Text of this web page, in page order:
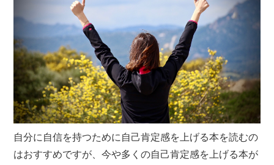
自分に自信を持つために自己肯定感を上げる本を読むの
はおすすめですが、今や多くの自己肯定感を上げる本が